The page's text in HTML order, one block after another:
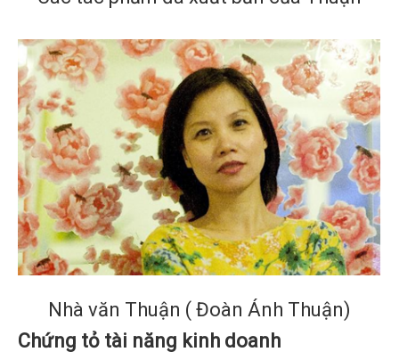
Nhà văn Thuận ( Đoàn Ánh Thuận)
Chứng tỏ tài năng kinh doanh